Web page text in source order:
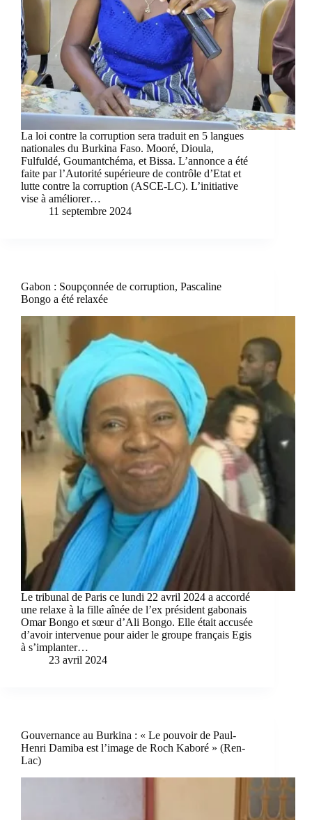
La loi contre la corruption sera traduit en 5 langues
nationales du Burkina Faso. Mooré, Dioula,
Fulfuldé, Goumantchéma, et Bissa. L’annonce a été
faite par l’Autorité supérieure de contrôle d’Etat et
lutte contre la corruption (ASCE-LC). L’initiative
vise à améliorer…
11 septembre 2024
Gabon : Soupçonnée de corruption, Pascaline
Bongo a été relaxée
Le tribunal de Paris ce lundi 22 avril 2024 a accordé
une relaxe à la fille aînée de l’ex président gabonais
Omar Bongo et sœur d’Ali Bongo. Elle était accusée
d’avoir intervenue pour aider le groupe français Egis
à s’implanter…
23 avril 2024
Gouvernance au Burkina : « Le pouvoir de Paul-
Henri Damiba est l’image de Roch Kaboré » (Ren-
Lac)